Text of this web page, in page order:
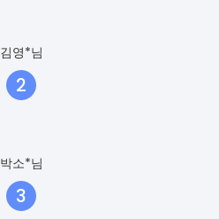
김영*님
2
박소*님
3